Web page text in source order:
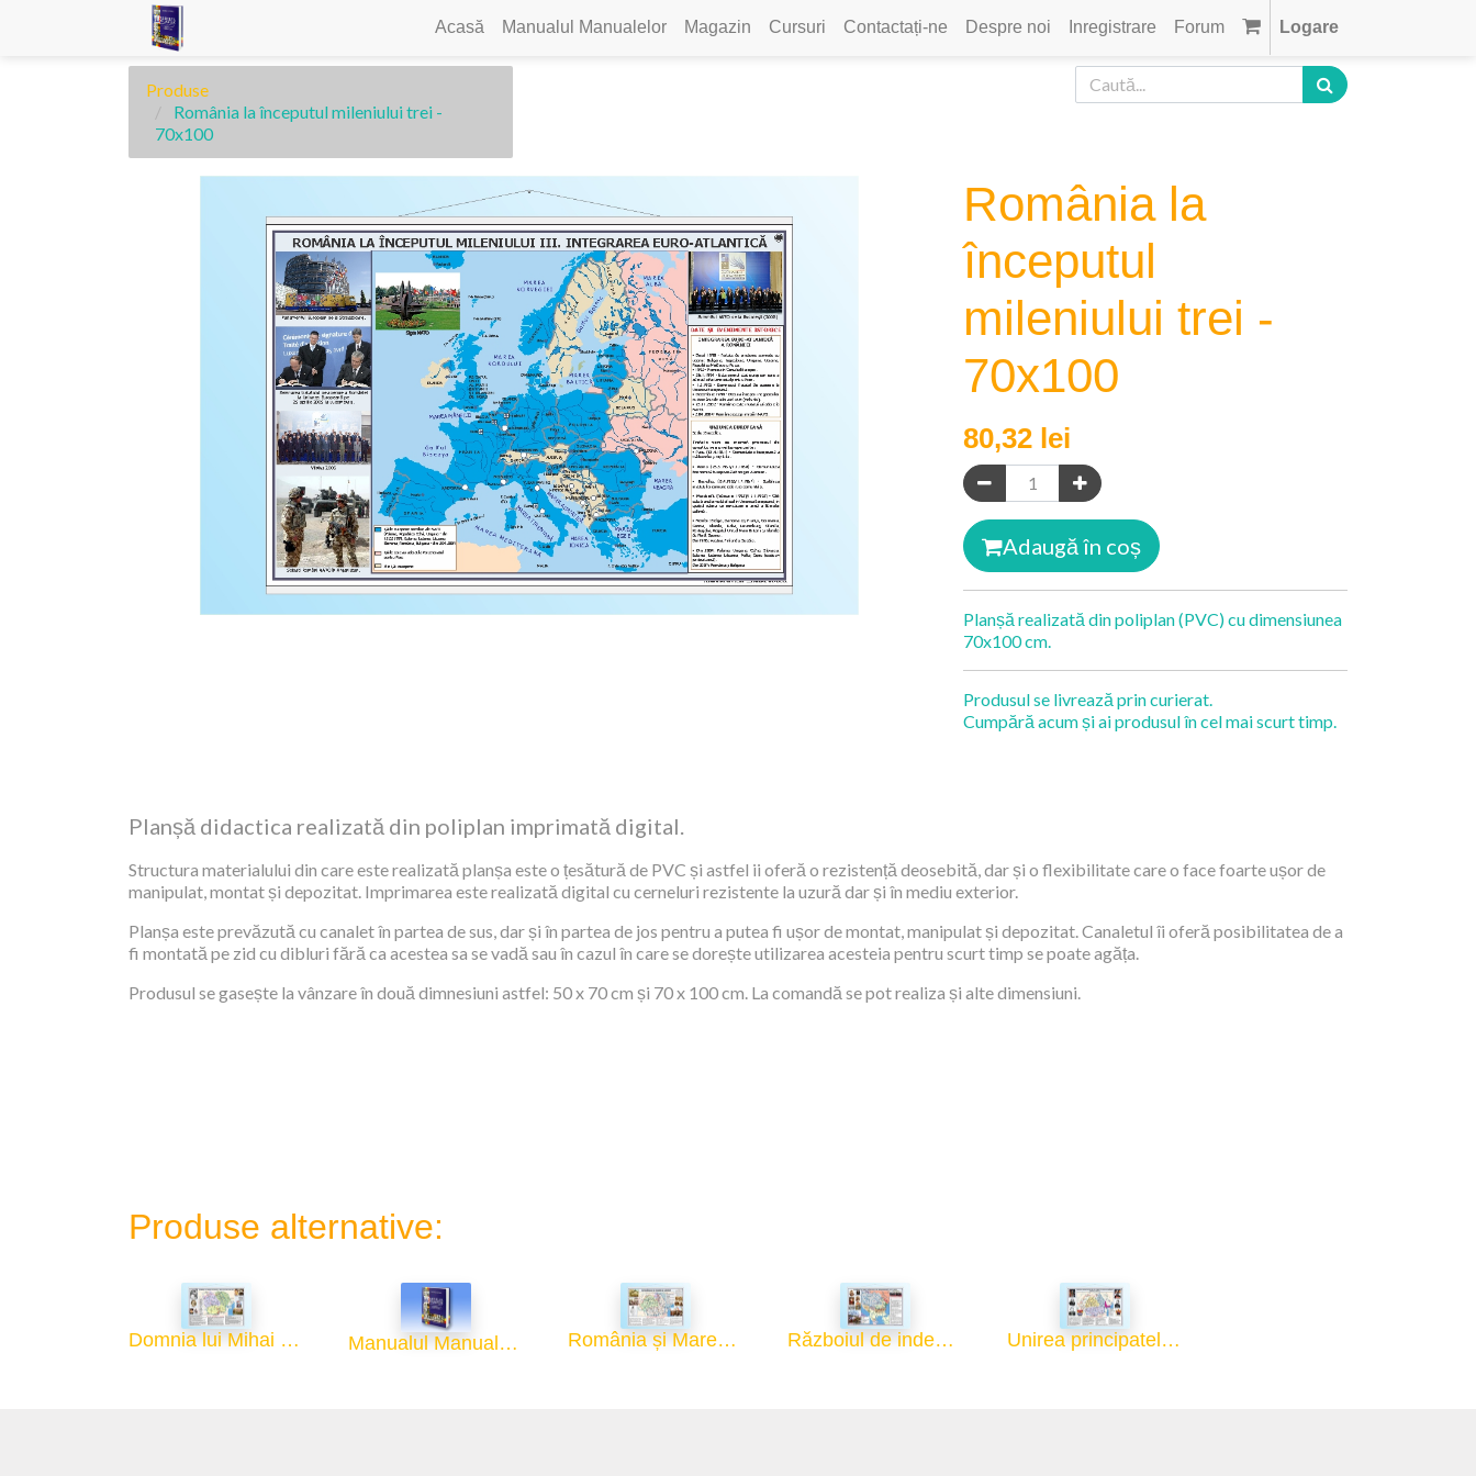
Acasă Manualul Manualelor Magazin Cursuri Contactați-ne Despre noi Inregistrare Forum Logare
Produse
România la începutul mileniului trei -
70x100
România la
începutul
mileniului trei -
70x100
80,32 lei
Adaugă în coș
Planșă realizată din poliplan (PVC) cu dimensiunea
70x100 cm.
Produsul se livrează prin curierat.
Cumpără acum și ai produsul în cel mai scurt timp.
Planșă didactica realizată din poliplan imprimată digital.
Structura materialului din care este realizată planșa este o țesătură de PVC și astfel ii oferă o rezistență deosebită, dar și o flexibilitate care o face foarte ușor de
manipulat, montat și depozitat. Imprimarea este realizată digital cu cerneluri rezistente la uzură dar și în mediu exterior.
Planșa este prevăzută cu canalet în partea de sus, dar și în partea de jos pentru a putea fi ușor de montat, manipulat și depozitat. Canaletul îi oferă posibilitatea de a
fi montată pe zid cu dibluri fără ca acestea sa se vadă sau în cazul în care se dorește utilizarea acesteia pentru scurt timp se poate agăța.
Produsul se gasește la vânzare în două dimnesiuni astfel: 50 x 70 cm și 70 x 100 cm. La comandă se pot realiza și alte dimensiuni.
Produse alternative:
Domnia lui Mihai Viteazul - 70x100 Manualul Manualelor România și Marea Unire - 70x100 Războiul de independență 1877 - 1878 - 70x100 Unirea principatelor și constituirea României - 70x100